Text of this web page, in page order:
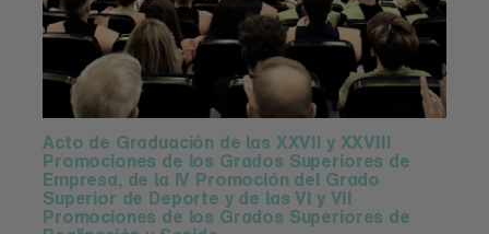
Acto de Graduación de las XXVII y XXVIII
Promociones de los Grados Superiores de
Empresa, de la IV Promoción del Grado
Superior de Deporte y de las VI y VII
Promociones de los Grados Superiores de